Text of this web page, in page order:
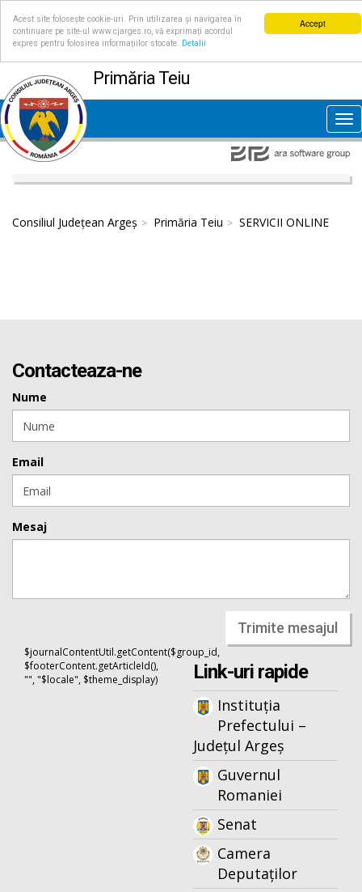
Accept
Acest site folosește cookie-uri. Prin utilizarea și navigarea în
continuare pe site-ul www.cjarges.ro, vă exprimați acordul
expres pentru folosirea informațiilor stocate.
Detalii
Primăria Teiu
Consiliul Județean Argeș Primăria Teiu SERVICII ONLINE
Contacteaza-ne
Nume
Email
Mesaj
Trimite mesajul
$journalContentUtil.getContent($group_id,
$footerContent.getArticleId(),
"", "$locale", $theme_display)
Link-uri rapide
Instituția
Prefectului –
Județul Argeș
Guvernul
Romaniei
Senat
Camera
Deputaților